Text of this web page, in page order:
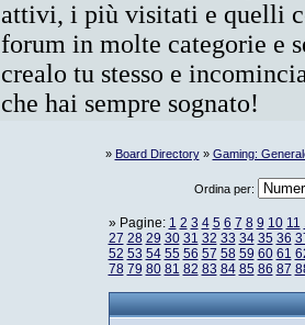
attivi, i più visitati e quelli
forum in molte categorie e
crealo tu stesso e
che hai sempre sognato!
» Board Directory» Gaming:
Ordina per:
» Pagine: 1 2 3 4 5 6 7 8 9 10 11
27 28 29 30 31 32 33 34 35 36
52 53 54 55 56 57 58 59 60 61
78 79 80 81 82 83 84 85 86 87